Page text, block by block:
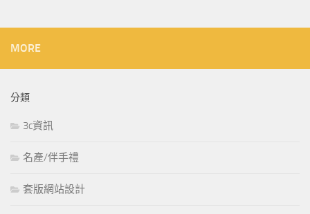
MORE
分類
3c資訊
名產/伴手禮
套版網站設計